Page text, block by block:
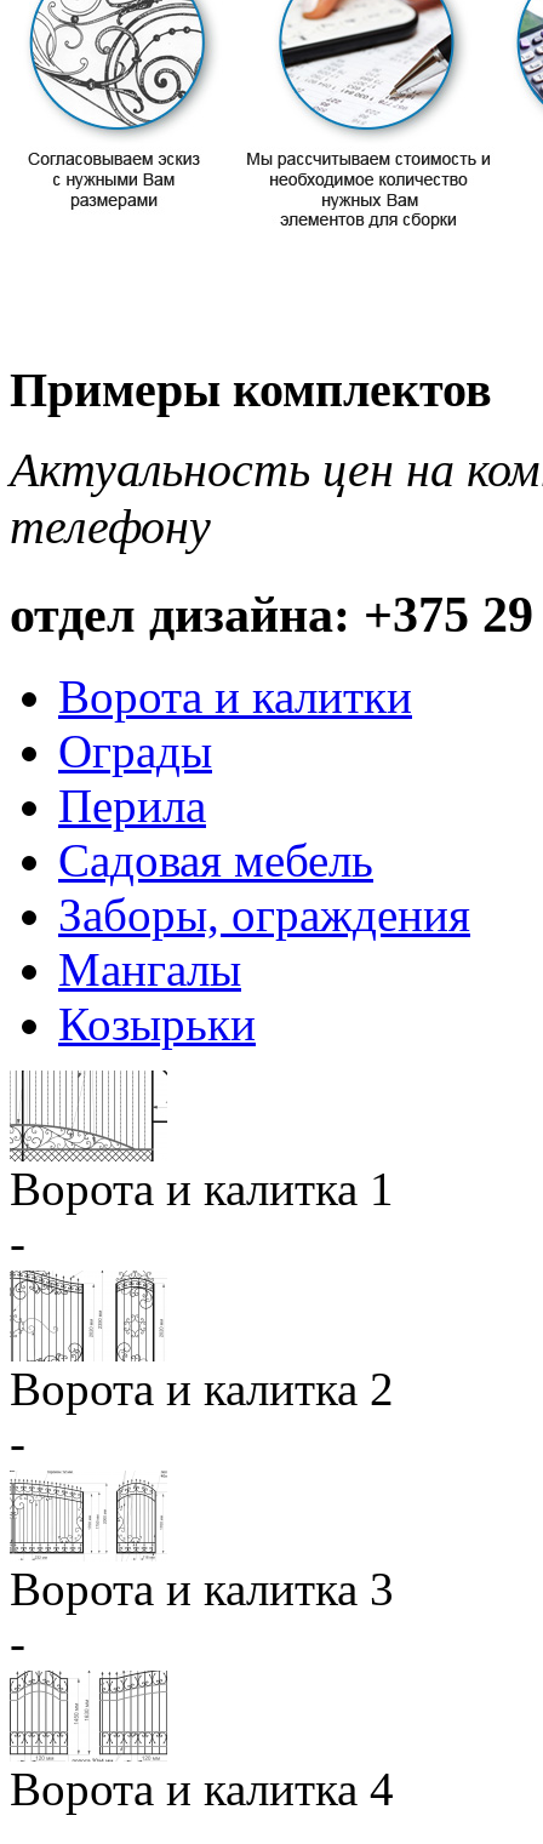
Примеры комплектов
Актуальность цен на
телефону
отдел дизайна: +375
Ворота и калитки
Ограды
Перила
Садовая мебель
Заборы, ограждения
Мангалы
Козырьки
Ворота и калитка 1
-
Ворота и калитка 2
-
Ворота и калитка 3
-
Ворота и калитка 4